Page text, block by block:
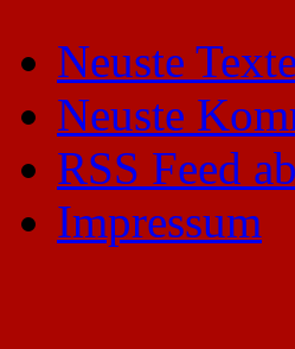
Neuste Texte
Neuste
RSS Feed
Impressum